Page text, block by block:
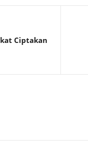
Ciptakan